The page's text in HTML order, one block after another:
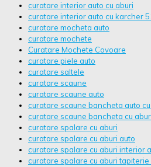
curatare interior auto cu aburi
curatare interior auto cu karcher
curatare mocheta auto
curatare mochete
Curatare Mochete Covoare
curatare piele auto
curatare saltele
curatare scaune
curatare scaune auto
curatare scaune bancheta auto
curatare scaune bancheta cu
curatare spalare cu aburi
curatare spalare cu aburi auto
curatare spalare cu aburi interior
curatare spalare cu aburi tapiterie